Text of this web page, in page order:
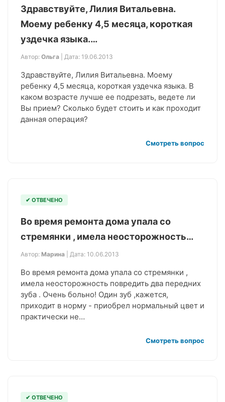
Здравствуйте, Лилия Витальевна.
Моему ребенку 4,5 месяца, короткая
уздечка языка.…
Автор: Ольга | Дата: 19.06.2013
Здравствуйте, Лилия Витальевна. Моему
ребенку 4,5 месяца, короткая уздечка языка. В
каком возрасте лучше ее подрезать, ведете ли
Вы прием? Сколько будет стоить и как проходит
данная операция?
Смотреть вопрос
✔ ОТВЕЧЕНО
Во время ремонта дома упала со
стремянки , имела неосторожность…
Автор: Марина | Дата: 10.06.2013
Во время ремонта дома упала со стремянки ,
имела неосторожность повредить два передних
зуба . Очень больно! Один зуб ,кажется,
приходит в норму - приобрел нормальный цвет и
практически не…
Смотреть вопрос
✔ ОТВЕЧЕНО